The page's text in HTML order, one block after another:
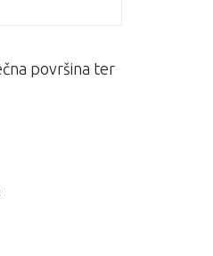
površina ter